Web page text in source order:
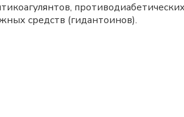
средств (гидантоинов).